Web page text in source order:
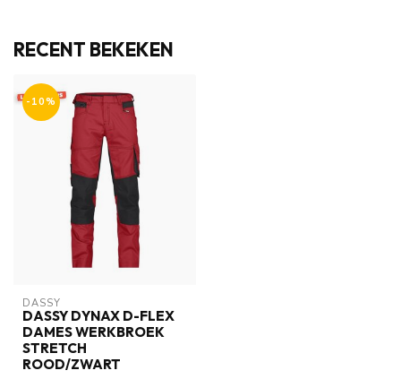
RECENT BEKEKEN
-10%
DASSY
DASSY DYNAX D-FLEX
DAMES WERKBROEK
STRETCH
ROOD/ZWART